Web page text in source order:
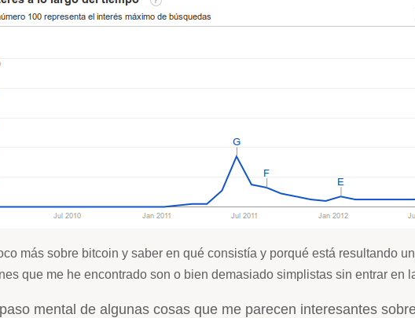
más sobre bitcoin y saber en qué consistía y porqué está resultando
que me he encontrado son o bien demasiado simplistas sin entrar
mental de algunas cosas que me parecen interesantes